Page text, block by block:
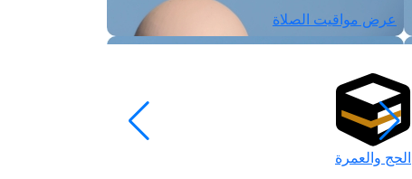
عرض مواقيت الصلاة
الحج والعمرة